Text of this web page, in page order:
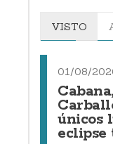
VISTO
01/08/
únicos
eclipse